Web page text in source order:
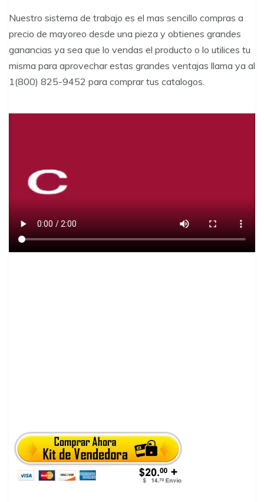
Nuestro sistema de trabajo es el mas sencillo compras a
precio de mayoreo desde una pieza y obtienes grandes
ganancias ya sea que lo vendas el producto o lo utilices tu
misma para aprovechar estas grandes ventajas llama ya al
1(800) 825-9452 para comprar tus catalogos.